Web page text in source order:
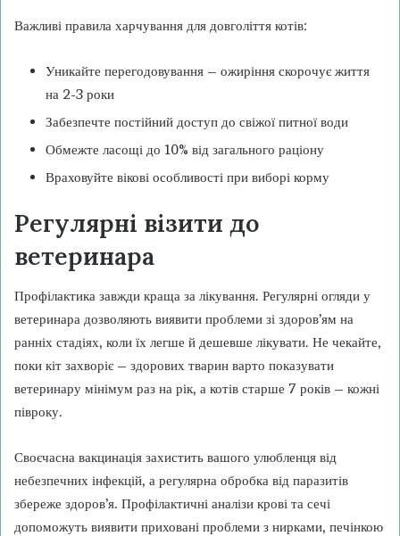
Важливі правила харчування для довголіття котів:
Уникайте перегодовування – ожиріння скорочує життя
на 2-3 роки
Забезпечте постійний доступ до свіжої питної води
Обмежте ласощі до 10% від загального раціону
Враховуйте вікові особливості при виборі корму
Регулярні візити до
ветеринара
Профілактика завжди краща за лікування. Регулярні огляди у
ветеринара дозволяють виявити проблеми зі здоров’ям на
ранніх стадіях, коли їх легше й дешевше лікувати. Не чекайте,
поки кіт захворіє – здорових тварин варто показувати
ветеринару мінімум раз на рік, а котів старше 7 років – кожні
півроку.
Своєчасна вакцинація захистить вашого улюбленця від
небезпечних інфекцій, а регулярна обробка від паразитів
збереже здоров’я. Профілактичні аналізи крові та сечі
допоможуть виявити приховані проблеми з нирками, печінкою